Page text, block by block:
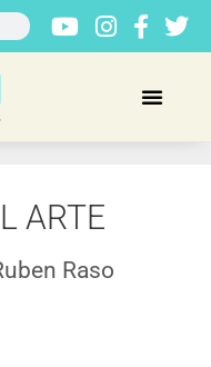
ARTE
Raso